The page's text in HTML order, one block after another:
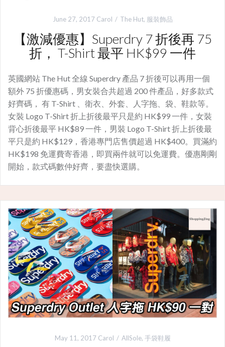
June 27, 2017 Carol The Hut, 服裝飾品
【激減優惠】Superdry 7 折後再 75
折， T-Shirt 最平 HK$99 一件
英國網站 The Hut 全線 Superdry 產品 7 折後可以再用一個
額外 75 折優惠碼，男女裝合共超過 200 件產品，好多款式
好齊碼， 有 T-Shirt 、衛衣、外套、人字拖、袋、鞋款等。
女裝 Logo T-Shirt 折上折後最平只是約 HK$99 一件，女裝
背心折後最平 HK$89 一件，男裝 Logo T-Shirt 折上折後最
平只是約 HK$129，香港專門店售價超過 HK$400。買滿約
HK$198 免運費寄香港，即買兩件就可以免運費。優惠剛剛
開始，款式碼數仲好齊，要盡快選購。
May 11, 2017 Carol AllSole, 手袋鞋履